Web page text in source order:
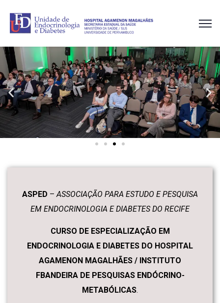
ASPED –ASSOCIAÇÃO PARA ESTUDO E PESQUISA
EM ENDOCRINOLOGIA E DIABETES DO RECIFE
CURSO DE ESPECIALIZAÇÃO EM
ENDOCRINOLOGIA E DIABETES DO HOSPITAL
AGAMENON MAGALHÃES / INSTITUTO
FBANDEIRA DE PESQUISAS ENDÓCRINO-
METABÓLICAS.